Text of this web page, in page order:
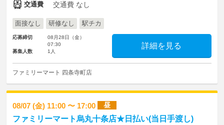
交通費 交通費 なし
面接なし 研修なし 駅チカ
応募締切
08月28日（金）
07:30
募集人数
1人
詳細を見る
ファミリーマート 四条寺町店
08/07 (金) 11:00 〜 17:00 昼
ファミリーマート烏丸十条店★日払い(当日手渡し)